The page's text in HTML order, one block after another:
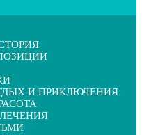
И ПРИКЛЮЧЕНИЯ